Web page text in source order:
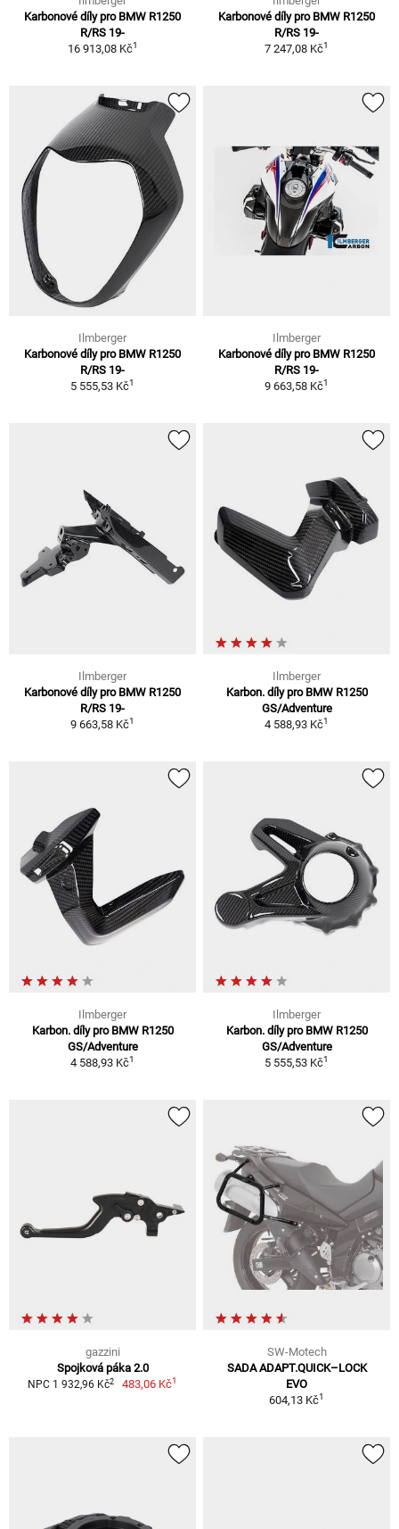
Karbonové díly pro BMW R1250
R/RS 19-
16 913,08 Kč1
Karbonové díly pro BMW R1250
R/RS 19-
7 247,08 Kč1
Ilmberger
Karbonové díly pro BMW R1250
R/RS 19-
5 555,53 Kč1
Ilmberger
Karbonové díly pro BMW R1250
R/RS 19-
9 663,58 Kč1
Ilmberger
Karbonové díly pro BMW R1250
R/RS 19-
9 663,58 Kč1
Ilmberger
Karbon. díly pro BMW R1250
GS/Adventure
4 588,93 Kč1
Ilmberger
Karbon. díly pro BMW R1250
GS/Adventure
4 588,93 Kč1
Ilmberger
Karbon. díly pro BMW R1250
GS/Adventure
5 555,53 Kč1
gazzini
Spojková páka 2.0
NPC 1 932,96 Kč2 483,06 Kč1
SW-Motech
SADA ADAPT.QUICK–LOCK
EVO
604,13 Kč1